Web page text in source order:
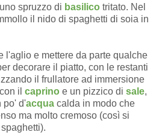
spruzzo di basilico tritato. Nel
il nido di spaghetti di soia in
l'aglio e mettere da parte qualche
decorare il piatto, con le restanti
il frullatore ad immersione
il caprino e un pizzico di sale,
po' d'acqua calda in modo che
ma molto cremoso (così si